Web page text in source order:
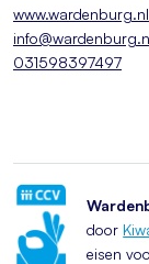
www.wardenburg.nl
031598397497
door
eisen